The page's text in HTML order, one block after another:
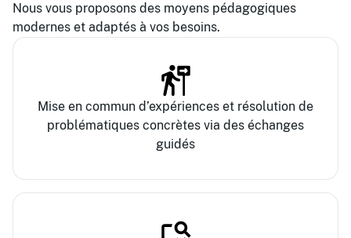
Nous vous proposons des moyens pédagogiques
modernes et adaptés à vos besoins.
Mise en commun d’expériences et résolution de
problématiques concrètes via des échanges
guidés